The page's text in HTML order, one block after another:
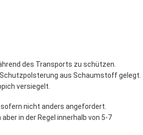
des Transports zu schützen.
aus Schaumstoff gelegt.
versiegelt.
nicht anders angefordert.
in der Regel innerhalb von 5-7